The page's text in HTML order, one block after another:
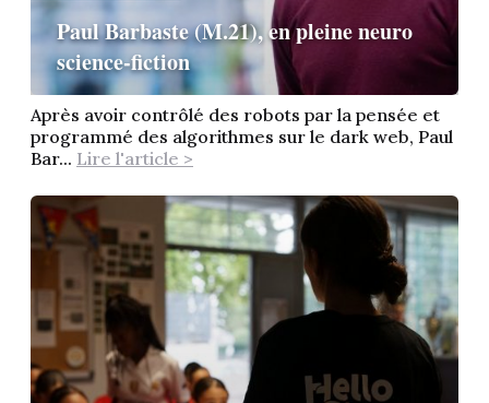
Paul Barbaste (M.21), en pleine neuro
science-fiction
Après avoir contrôlé des robots par la pensée et
programmé des algorithmes sur le dark web, Paul
Bar... Lire l'article >